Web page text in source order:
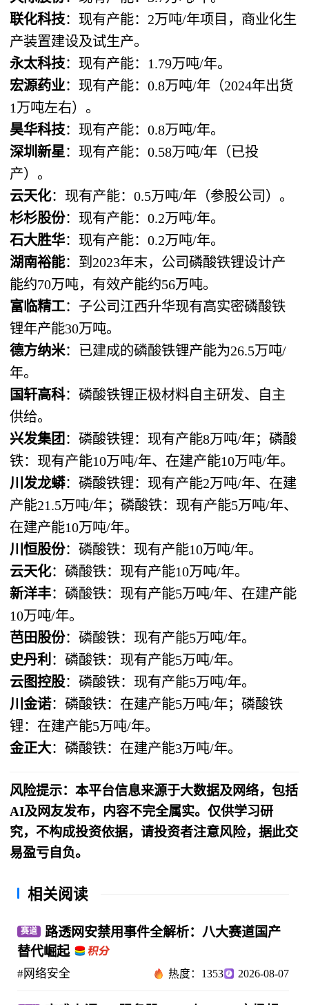
联化科技：现有产能：2万吨/年项目，商业化生
产装置建设及试生产。
永太科技：现有产能：1.79万吨/年。
宏源药业：现有产能：0.8万吨/年（2024年出货
1万吨左右）。
昊华科技：现有产能：0.8万吨/年。
深圳新星：现有产能：0.58万吨/年（已投
产）。
云天化：现有产能：0.5万吨/年（参股公司）。
杉杉股份：现有产能：0.2万吨/年。
石大胜华：现有产能：0.2万吨/年。
湖南裕能：到2023年末，公司磷酸铁锂设计产
能约70万吨，有效产能约56万吨。
富临精工：子公司江西升华现有高实密磷酸铁
锂年产能30万吨。
德方纳米：已建成的磷酸铁锂产能为26.5万吨/
年。
国轩高科：磷酸铁锂正极材料自主研发、自主
供给。
兴发集团 ：磷酸铁锂：现有产能8万吨/年；磷酸
铁：现有产能10万吨/年、在建产能10万吨/年。
川发龙蟒：磷酸铁锂：现有产能2万吨/年、在建
产能21.5万吨/年；磷酸铁：现有产能5万吨/年、
在建产能10万吨/年。
川恒股份：磷酸铁：现有产能10万吨/年。
云天化：磷酸铁：现有产能10万吨/年。
新洋丰：磷酸铁：现有产能5万吨/年、在建产能
10万吨/年。
芭田股份：磷酸铁：现有产能5万吨/年。
史丹利 ：磷酸铁：现有产能5万吨/年。
云图控股：磷酸铁：现有产能5万吨/年。
川金诺：磷酸铁：在建产能5万吨/年；磷酸铁
锂：在建产能5万吨/年。
金正大：磷酸铁：在建产能3万吨/年。
风险提示：本平台信息来源于大数据及网络，包括
AI及网友发布，内容不完全属实。仅供学习研
究，不构成投资依据，请投资者注意风险，据此交
易盈亏自负。
相关阅读
赛道
路透网安禁用事件全解析：八大赛道国产
替代崛起
#网络安全 热度：1353 2026-08-07